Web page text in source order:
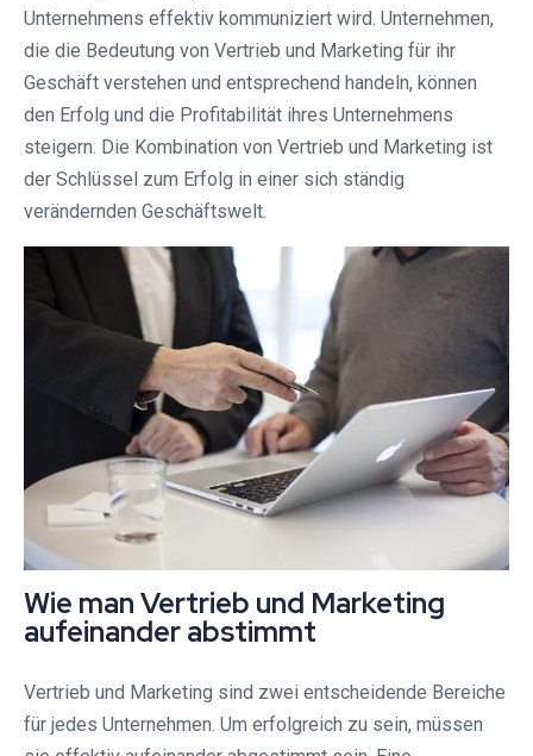
Unternehmens effektiv kommuniziert wird. Unternehmen,
die die Bedeutung von Vertrieb und Marketing für ihr
Geschäft verstehen und entsprechend handeln, können
den Erfolg und die Profitabilität ihres Unternehmens
steigern. Die Kombination von Vertrieb und Marketing ist
der Schlüssel zum Erfolg in einer sich ständig
verändernden Geschäftswelt.
Wie man Vertrieb und Marketing
aufeinander abstimmt
Vertrieb und Marketing sind zwei entscheidende Bereiche
für jedes Unternehmen. Um erfolgreich zu sein, müssen